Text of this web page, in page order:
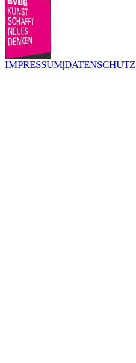
IMPRESSUMDATENSCHUTZ